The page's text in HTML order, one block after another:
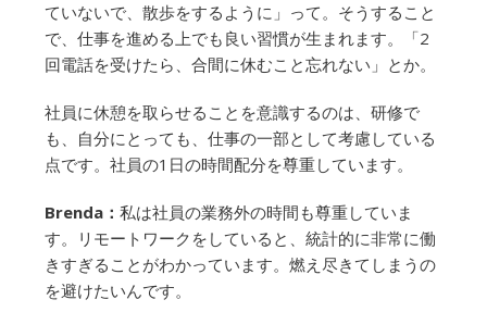
ていないで、散歩をするように」って。そうすること
で、仕事を進める上でも良い習慣が生まれます。「2
回電話を受けたら、合間に休むこと忘れない」とか。
社員に休憩を取らせることを意識するのは、研修で
も、自分にとっても、仕事の一部として考慮している
点です。社員の1日の時間配分を尊重しています。
Brenda： 私は社員の業務外の時間も尊重していま
す。リモートワークをしていると、統計的に非常に働
きすぎることがわかっています。燃え尽きてしまうの
を避けたいんです。